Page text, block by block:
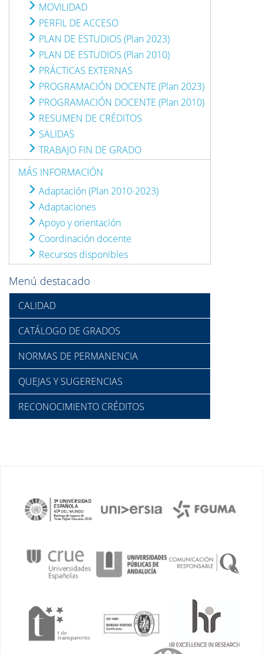
MOVILIDAD
PERFIL DE ACCESO
PLAN DE ESTUDIOS (Plan 2023)
PLAN DE ESTUDIOS (Plan 2010)
PRÁCTICAS EXTERNAS
PROGRAMACIÓN DOCENTE (Plan 2023)
PROGRAMACIÓN DOCENTE (Plan 2010)
RESUMEN DE CRÉDITOS
SALIDAS
TRABAJO FIN DE GRADO
MÁS INFORMACIÓN
Adaptación (Plan 2010-2023)
Adaptaciones
Apoyo y orientación
Coordinación docente
Recursos disponibles
Menú destacado
CALIDAD
CATÁLOGO DE GRADOS
NORMAS DE PERMANENCIA
QUEJAS Y SUGERENCIAS
RECONOCIMIENTO CRÉDITOS